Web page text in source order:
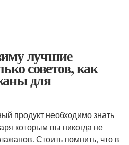
лучшие
советов, как
для
продукт необходимо знать
которым вы никогда не
Стоить помнить, что в